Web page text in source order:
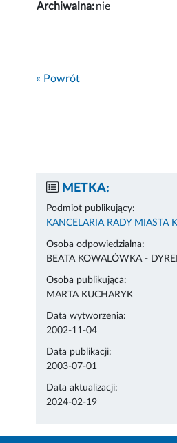
Archiwalna:nie
« Powrót
METKA:
Podmiot publikujący:
KANCELARIA RADY MIASTA
Osoba odpowiedzialna:
BEATA KOWALÓWKA -
Osoba publikująca:
MARTA KUCHARYK
Data wytworzenia:
2002-11-04
Data publikacji:
2003-07-01
Data aktualizacji:
2024-02-19